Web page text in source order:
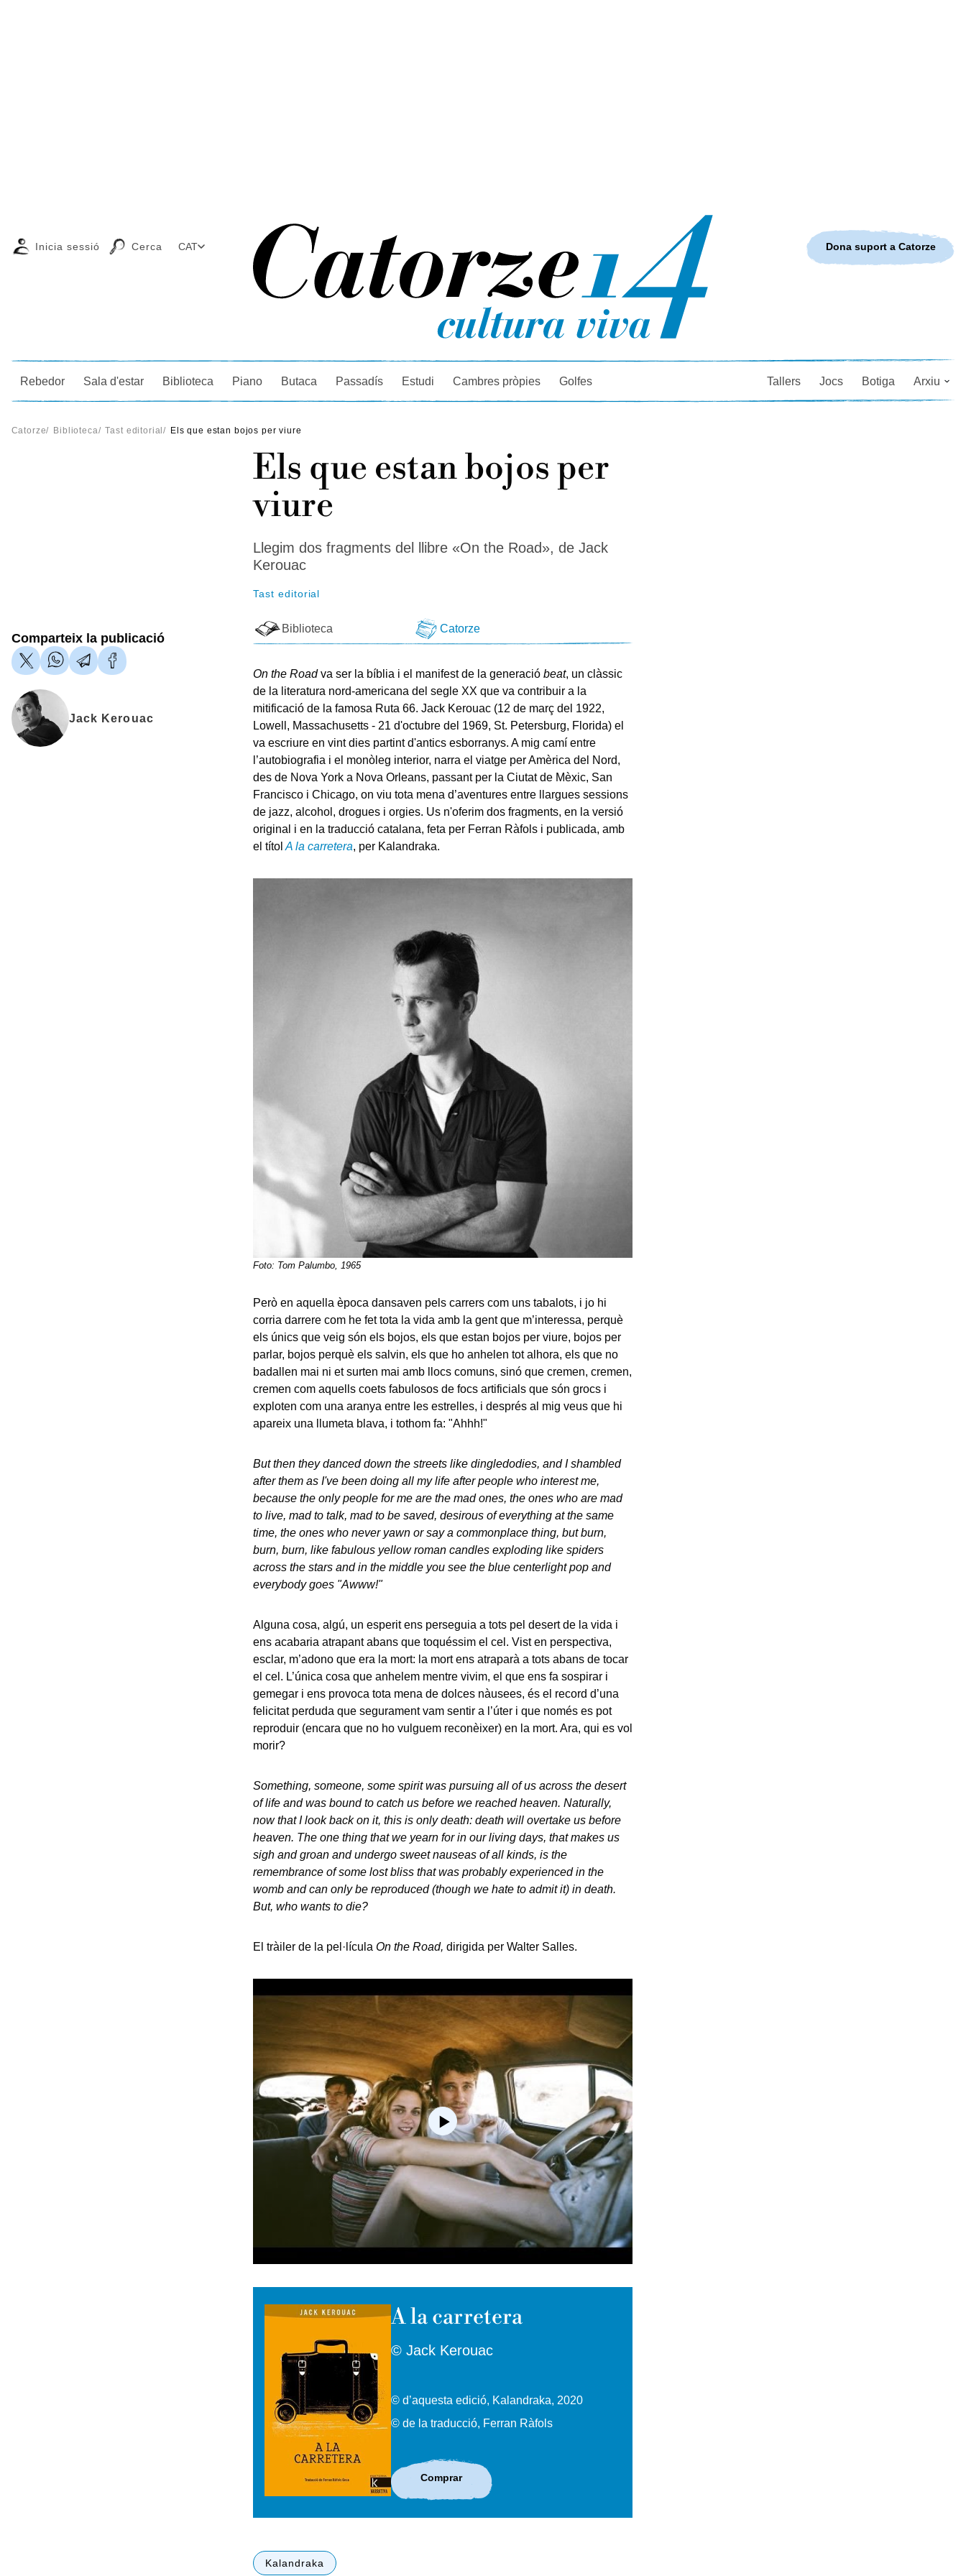
Cercador
Inicia sessió Cerca CAT
Rebedor Sala d'estar Biblioteca Piano Butaca Passadís Estudi Cambres pròpies Golfes Tallers Jocs Botiga Arxiu
Dona suport a Catorze
Catorze/ Biblioteca/ Tast editorial/ Els que estan bojos per viure
Els que estan bojos per
viure
Llegim dos fragments del llibre «On the Road», de Jack
Kerouac
Tast editorial
Biblioteca Catorze
Comparteix la publicació
Jack Kerouac
On the Roadva ser la bíblia i el manifest de la generació beat, un clàssic
de la literatura nord-americana del segle XX que va contribuir a la
mitificació de la famosa Ruta 66. Jack Kerouac (12 de març del 1922,
Lowell, Massachusetts - 21 d'octubre del 1969, St. Petersburg, Florida) el
va escriure en vint dies partint d'antics esborranys. A mig camí entre
l’autobiografia i el monòleg interior, narra el viatge per Amèrica del Nord,
des de Nova York a Nova Orleans, passant per la Ciutat de Mèxic, San
Francisco i Chicago, on viu tota mena d’aventures entre llargues sessions
de jazz, alcohol, drogues i orgies. Us n'oferim dos fragments, en la versió
original i en la traducció catalana, feta per Ferran Ràfols i publicada, amb
el títol A la carretera, per Kalandraka.
Foto: Tom Palumbo, 1965
Però en aquella època dansaven pels carrers com uns tabalots, i jo hi
corria darrere com he fet tota la vida amb la gent que m’interessa, perquè
els únics que veig són els bojos, els que estan bojos per viure, bojos per
parlar, bojos perquè els salvin, els que ho anhelen tot alhora, els que no
badallen mai ni et surten mai amb llocs comuns, sinó que cremen, cremen,
cremen com aquells coets fabulosos de focs artificials que són grocs i
exploten com una aranya entre les estrelles, i després al mig veus que hi
apareix una llumeta blava, i tothom fa: "Ahhh!"
But then they danced down the streets like dingledodies, and I shambled
after them as I've been doing all my life after people who interest me,
because the only people for me are the mad ones, the ones who are mad
to live, mad to talk, mad to be saved, desirous of everything at the same
time, the ones who never yawn or say a commonplace thing, but burn,
burn, burn, like fabulous yellow roman candles exploding like spiders
across the stars and in the middle you see the blue centerlight pop and
everybody goes "Awww!"
Alguna cosa, algú, un esperit ens perseguia a tots pel desert de la vida i
ens acabaria atrapant abans que toquéssim el cel. Vist en perspectiva,
esclar, m’adono que era la mort: la mort ens atraparà a tots abans de tocar
el cel. L’única cosa que anhelem mentre vivim, el que ens fa sospirar i
gemegar i ens provoca tota mena de dolces nàusees, és el record d’una
felicitat perduda que segurament vam sentir a l’úter i que només es pot
reproduir (encara que no ho vulguem reconèixer) en la mort. Ara, qui es vol
morir?
Something, someone, some spirit was pursuing all of us across the desert
of life and was bound to catch us before we reached heaven. Naturally,
now that I look back on it, this is only death: death will overtake us before
heaven. The one thing that we yearn for in our living days, that makes us
sigh and groan and undergo sweet nauseas of all kinds, is the
remembrance of some lost bliss that was probably experienced in the
womb and can only be reproduced (though we hate to admit it) in death.
But, who wants to die?
El tràiler de la pel·lícula On the Road, dirigida per Walter Salles.
A la carretera
© Jack Kerouac
© d’aquesta edició, Kalandraka, 2020
© de la traducció, Ferran Ràfols
Comprar
Kalandraka